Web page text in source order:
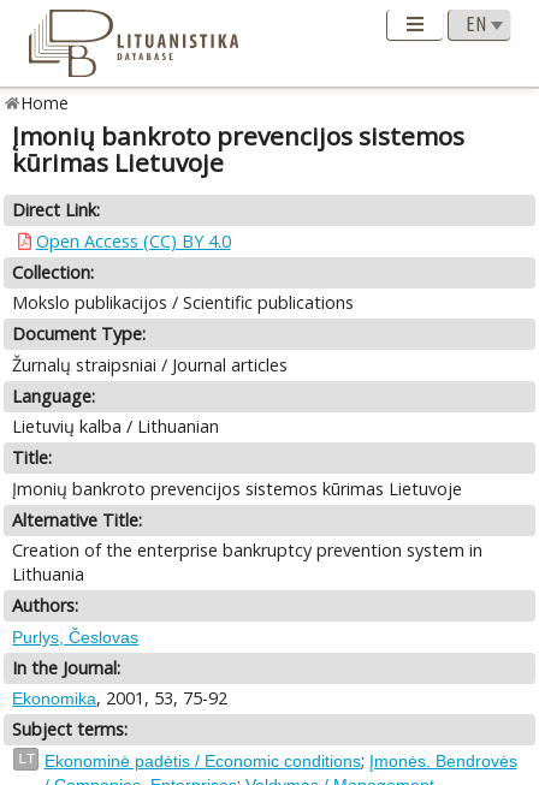
Home
Įmonių bankroto prevencijos sistemos
kūrimas Lietuvoje
Direct Link:
Open Access (CC) BY 4.0
Collection:
Mokslo publikacijos / Scientific publications
Document Type:
Žurnalų straipsniai / Journal articles
Language:
Lietuvių kalba / Lithuanian
Title:
Įmonių bankroto prevencijos sistemos kūrimas Lietuvoje
Alternative Title:
Creation of the enterprise bankruptcy prevention system in
Lithuania
Authors:
Purlys, Česlovas
In the Journal:
Ekonomika, 2001, 53, 75-92
Subject terms:
LT Ekonominė padėtis / Economic conditions; Įmonės. Bendrovės